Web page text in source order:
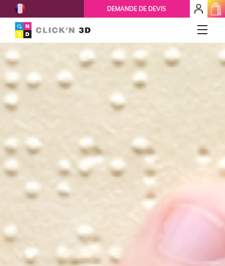
DEMANDE DE DEVIS
mon
espace
client
Accueil
Nos services
IMPRESSIONS 3D
Ils nous font confiance
FAQ
French